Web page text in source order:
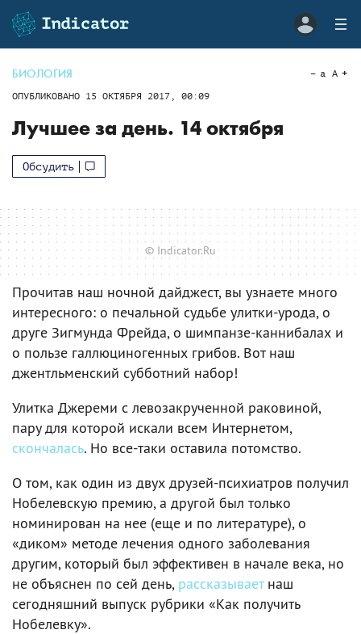
БИОЛОГИЯ
ОПУБЛИКОВАНО 15 ОКТЯБРЯ 2017, 00:09
a A
Лучшее за день. 14 октября
Обсудить
© Indicator.Ru
Прочитав наш ночной дайджест, вы узнаете много
интересного: о печальной судьбе улитки-урода, о
друге Зигмунда Фрейда, о шимпанзе-каннибалах и
о пользе галлюциногенных грибов. Вот наш
джентльменский субботний набор!
Улитка Джереми с левозакрученной раковиной,
пару для которой искали всем Интернетом,
скончалась. Но все-таки оставила потомство.
О том, как один из двух друзей-психиатров получил
Нобелевскую премию, а другой был только
номинирован на нее (еще и по литературе), о
«диком» методе лечения одного заболевания
другим, который был эффективен в начале века, но
не объяснен по сей день, рассказываетнаш
сегодняшний выпуск рубрики «Как получить
Нобелевку».